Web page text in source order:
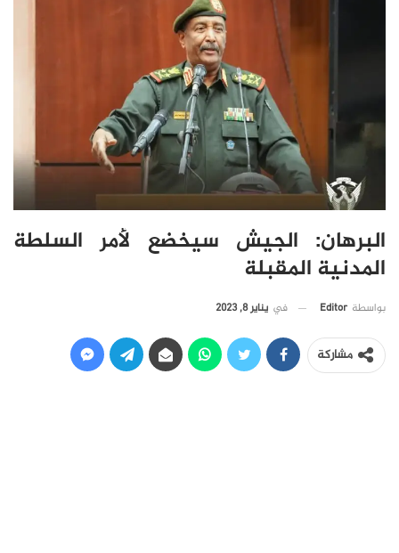
البرهان: الجيش سيخضع لأمر السلطة
المدنية المقبلة
بواسطة Editor في يناير 8, 2023
مشاركة